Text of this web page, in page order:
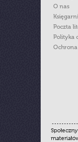
O nas
Poczta
Polityka